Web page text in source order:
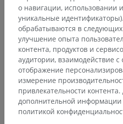
о навигации, использовании
уникальные
обрабатываются в
улучшение опыта
контента, продуктов и
аудитории, взаимодействие
отображение
измерение
привлекательности
дополнительной информации
политикой